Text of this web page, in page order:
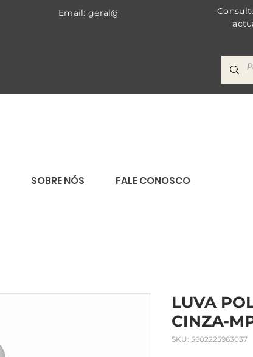
Email: geral@bricomat.com
SOBRE NÓS FALE CONOSCO
LUVA
CINZA-
SKU: 5602225963037